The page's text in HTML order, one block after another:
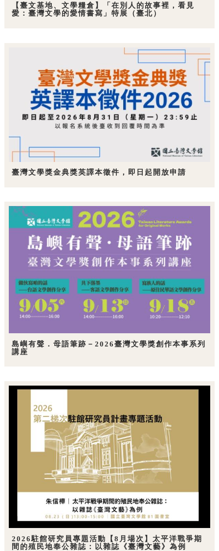
【臺文基地、文學糧倉】「在別人的故事裡，看見
愛：臺灣文學的愛情書寫」特展（臺北）
臺灣文學獎金典獎英譯本徵件，即日起開放申請
島嶼有聲．母語筆跡－2026臺灣文學獎創作本事系列
講座
2026駐館研究員專題活動【8月場次】太平洋戰爭期
間的殖民地奉公雜誌：以雜誌《臺灣文藝》為例